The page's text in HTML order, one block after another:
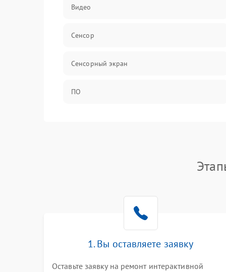
Видео
Сенсор
Сенсорный экран
ПО
Механические повреждения
1. Вы оставляете заявку
Оставьте заявку на ремонт интерактивной